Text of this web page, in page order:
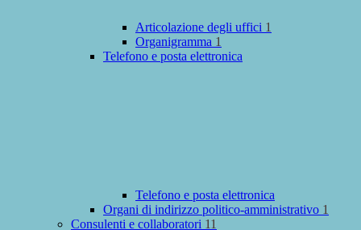
Articolazione degli uffici 1
Organigramma 1
Telefono e posta elettronica
Telefono e posta elettronica
Organi di indirizzo politico-amministrativo 1
Consulenti e collaboratori 11